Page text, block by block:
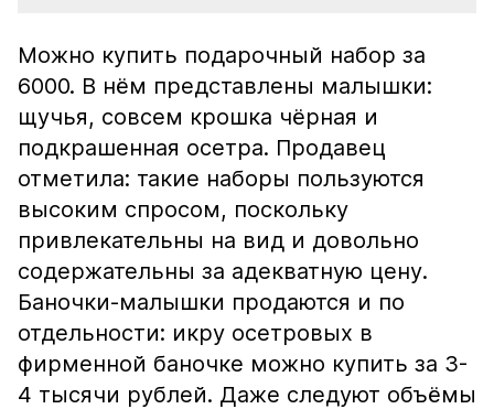
Можно купить подарочный набор за
6000. В нём представлены малышки:
щучья, совсем крошка чёрная и
подкрашенная осетра. Продавец
отметила: такие наборы пользуются
высоким спросом, поскольку
привлекательны на вид и довольно
содержательны за адекватную цену.
Баночки-малышки продаются и по
отдельности: икру осетровых в
фирменной баночке можно купить за 3-
4 тысячи рублей. Даже следуют объёмы